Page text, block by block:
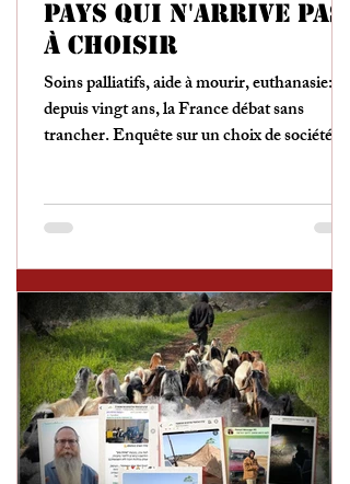
pays qui n'arrive pas
à choisir
Soins palliatifs, aide à mourir, euthanasie:
depuis vingt ans, la France débat sans
trancher. Enquête sur un choix de société